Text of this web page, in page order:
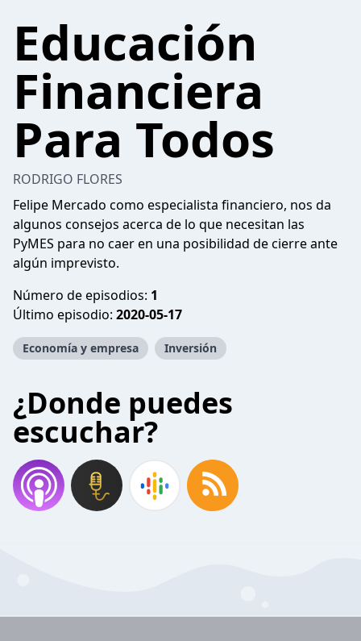
Educación
Financiera
Para Todos
RODRIGO FLORES
Felipe Mercado como especialista financiero, nos da
algunos consejos acerca de lo que necesitan las
PyMES para no caer en una posibilidad de cierre ante
algún imprevisto.
Número de episodios: 1
Último episodio: 2020-05-17
Economía y empresa Inversión
¿Donde puedes
escuchar?